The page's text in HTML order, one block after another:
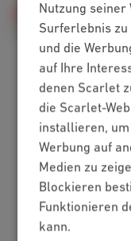
Nutzung seiner
Surferlebnis
und die
auf Ihre
denen Scarlet
die Scarlet-
installieren,
Werbung auf
Medien zu
Blockieren
Funktionieren
kann.
Hilfe
Registrieren
Wie